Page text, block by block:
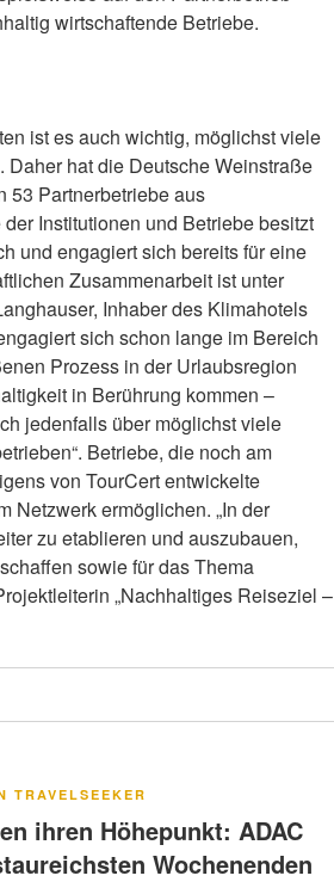
wirtschaftende Betriebe.
ist es auch wichtig, möglichst viele
hat die Deutsche Weinstraße
53 Partnerbetriebe aus
Institutionen und Betriebe besitzt
und engagiert sich bereits für eine
Zusammenarbeit ist unter
Inhaber des Klimahotels
sich schon lange im Bereich
Prozess in der Urlaubsregion
in Berührung kommen –
jedenfalls über möglichst viele
Betriebe, die noch am
von TourCert entwickelte
Netzwerk ermöglichen. „In der
zu etablieren und auszubauen,
sowie für das Thema
„Nachhaltiges Reiseziel –
TRAVELSEEKER
ihren Höhepunkt: ADAC
Wochenenden